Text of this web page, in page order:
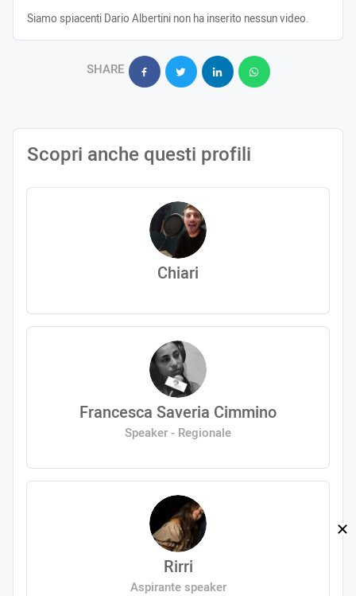
Siamo spiacenti Dario Albertini non ha inserito nessun video.
SHARE
Scopri anche questi profili
Chiari
Francesca Saveria Cimmino
Speaker - Regionale
Rirri
Aspirante speaker